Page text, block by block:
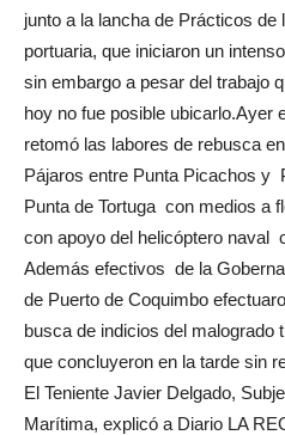
junto a la lancha de Prácticos
portuaria, que iniciaron un
sin embargo a pesar del trabajo
hoy no fue posible ubicarlo.Ayer
retomó las labores de rebusca
Pájaros entre Punta Picachos y
Punta de Tortuga con medios a
con apoyo del helicóptero naval
Además efectivos de la
de Puerto de Coquimbo
busca de indicios del malogrado
que concluyeron en la tarde sin
El Teniente Javier Delgado,
Marítima, explicó a Diario LA